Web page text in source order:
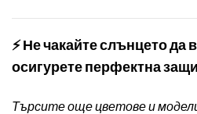
⚡ Не чакайте слънцето
осигурете перфектна
Търсите още цветове и